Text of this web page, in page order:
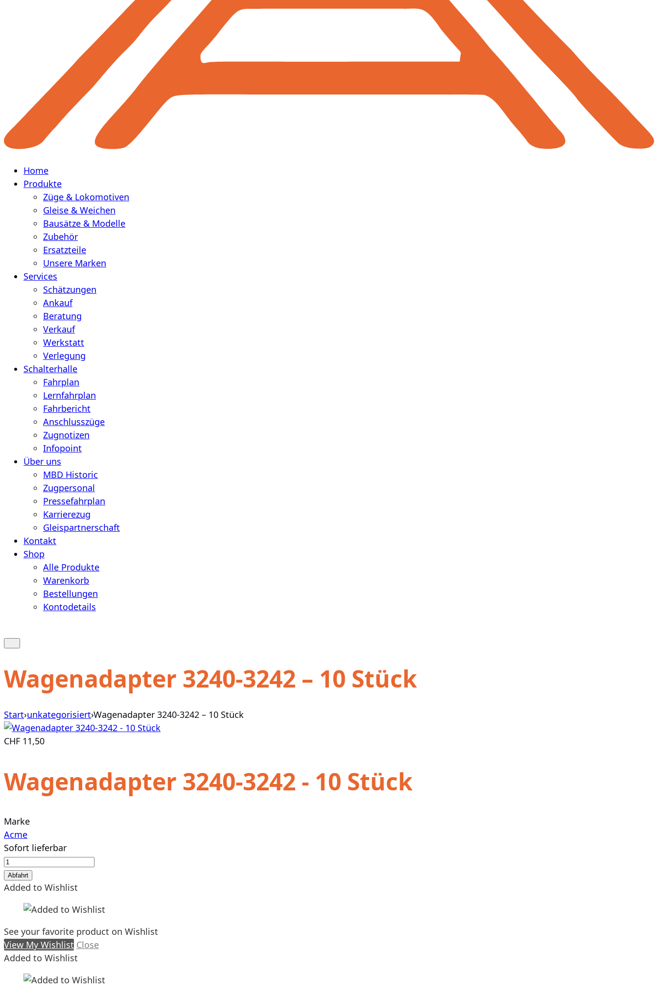
Home
Produkte
Züge & Lokomotiven
Gleise & Weichen
Bausätze & Modelle
Zubehör
Ersatzteile
Unsere Marken
Services
Schätzungen
Ankauf
Beratung
Verkauf
Werkstatt
Verlegung
Schalterhalle
Fahrplan
Lernfahrplan
Fahrbericht
Anschlusszüge
Zugnotizen
Infopoint
Über uns
MBD Historic
Zugpersonal
Pressefahrplan
Karrierezug
Gleispartnerschaft
Kontakt
Shop
Alle Produkte
Warenkorb
Bestellungen
Kontodetails
anzeigen
Suche
schließen
Wagenadapter 3240-3242 – 10 Stück
Start›unkategorisiert›Wagenadapter 3240-3242 – 10 Stück
CHF 11,50
Wagenadapter 3240-3242 - 10 Stück
Marke
Acme
Sofort lieferbar
Wagenadapter
3240-
3242
Stück
Menge
Abfahrt
Added to Wishlist
See your favorite product on Wishlist
View My Wishlist Close
Added to Wishlist